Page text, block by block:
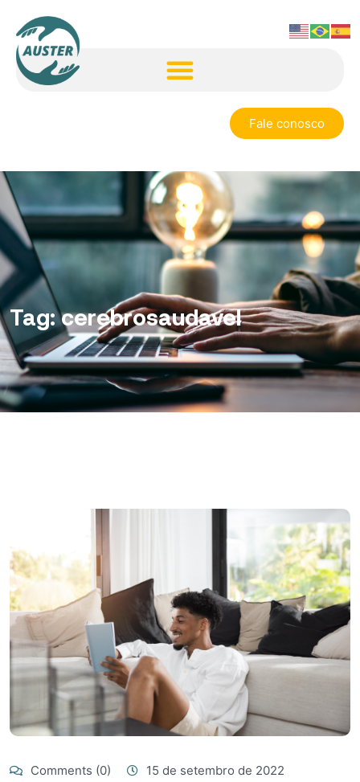
Fale conosco
Tag:cerebrosaudavel
Comments (0)
15 de setembro de 2022